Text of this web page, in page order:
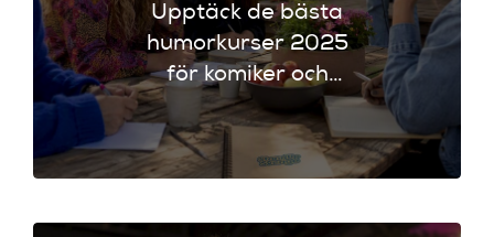
Upptäck de bästa
humorkurser 2025
för komiker och
föreläsare. Lär dig
tekniker och få
scenerfarenhet med